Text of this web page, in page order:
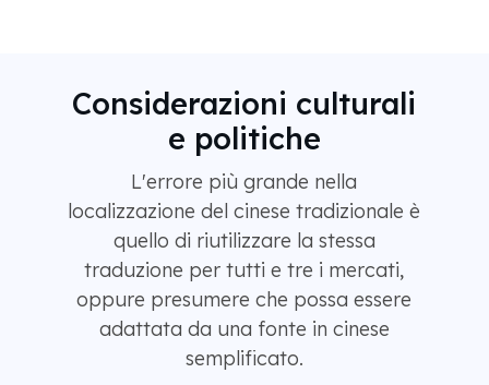
Considerazioni culturali
e politiche
L'errore più grande nella
localizzazione del cinese tradizionale è
quello di riutilizzare la stessa
traduzione per tutti e tre i mercati,
oppure presumere che possa essere
adattata da una fonte in cinese
semplificato.